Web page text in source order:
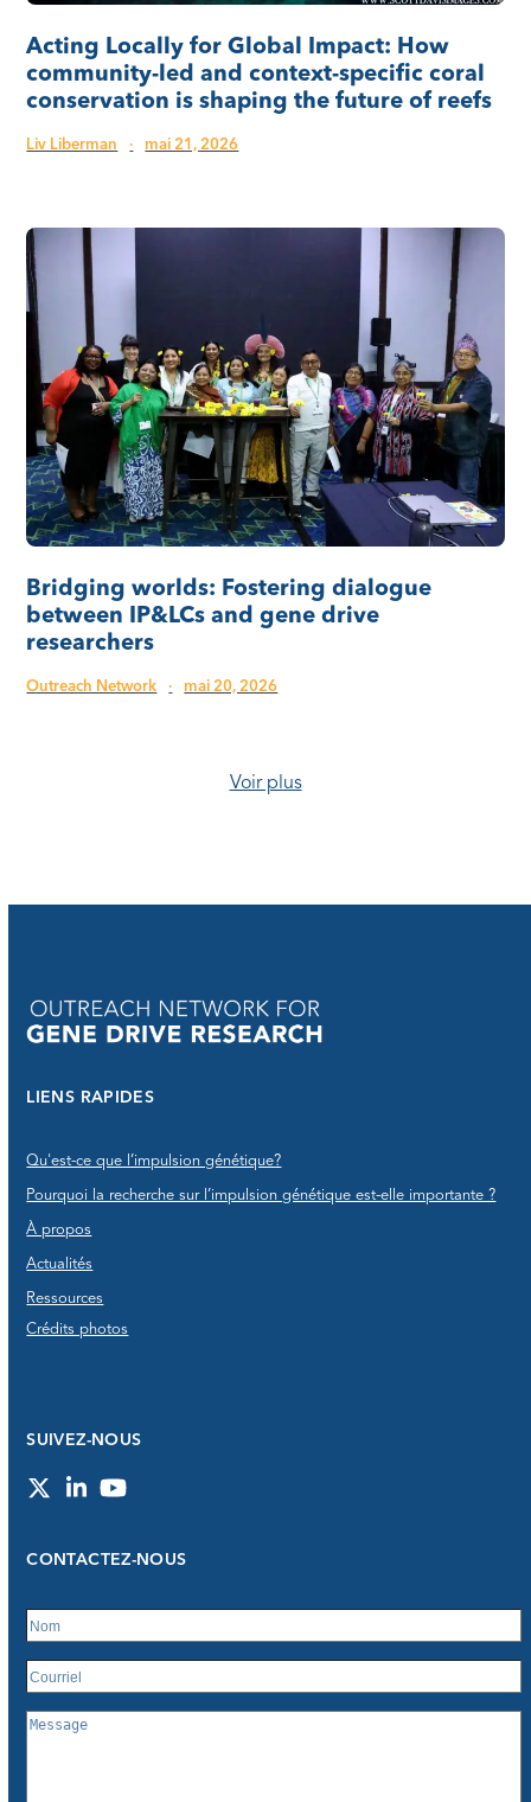
Acting Locally for Global Impact: How
community-led and context-specific coral
conservation is shaping the future of reefs
Liv Liberman · mai 21, 2026
Bridging worlds: Fostering dialogue
between IP&LCs and gene drive
researchers
Outreach Network · mai 20, 2026
Voir plus
LIENS RAPIDES
Qu'est-ce que l’impulsion génétique?
Pourquoi la recherche sur l’impulsion génétique est-elle importante ?
À propos
Actualités
Ressources
Crédits photos
SUIVEZ-NOUS
TwitterLinkedInYouTube
CONTACTEZ-NOUS